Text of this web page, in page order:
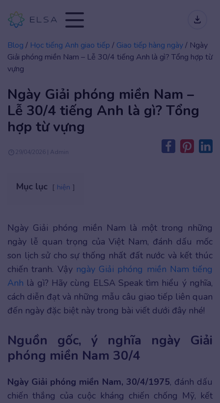
Blog / Học tiếng Anh giao tiếp / Giao tiếp hàng ngày/ Ngày
Giải phóng miền Nam – Lễ 30/4 tiếng Anh là gì? Tổng hợp từ
vựng
Ngày Giải phóng miền Nam –
Lễ 30/4 tiếng Anh là gì? Tổng
hợp từ vựng
29/04/2026 | Admin
Mục lục hiện
Ngày Giải phóng miền Nam là một trong những
ngày lễ quan trọng của Việt Nam, đánh dấu mốc
son lịch sử cho sự thống nhất đất nước và kết thúc
chiến tranh. Vậy ngày Giải phóng miền Nam tiếng
Anh là gì? Hãy cùng ELSA Speak tìm hiểu ý nghĩa,
cách diễn đạt và những mẫu câu giao tiếp liên quan
đến ngày đặc biệt này trong bài viết dưới đây nhé!
Nguồn gốc, ý nghĩa ngày Giải
phóng miền Nam 30/4
Ngày Giải phóng miền Nam, 30/4/1975, đánh dấu
chiến thắng của cuộc kháng chiến chống Mỹ, kết